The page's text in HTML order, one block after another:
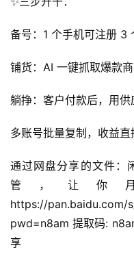
备号：1 个手机可注册 3
铺货：AI 一键抓取爆款
躺挣：客户付款后，用
多账号批量复制，收益直
通过网盘分享的文件：
管，让你
https://pan.baidu.com/
pwd=n8am 提取码:
享